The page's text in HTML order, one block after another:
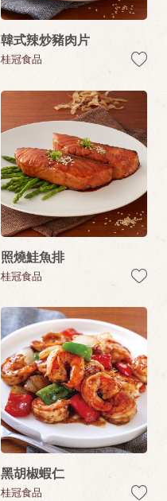
韓式辣炒豬肉片
桂冠食品
照燒鮭魚排
桂冠食品
黑胡椒蝦仁
桂冠食品